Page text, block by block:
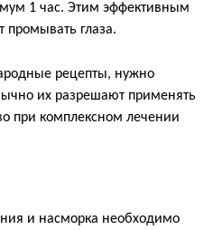
1 час. Этим эффективным
промывать глаза.
рецепты, нужно
их разрешают применять
при комплексном лечении
и насморка необходимо